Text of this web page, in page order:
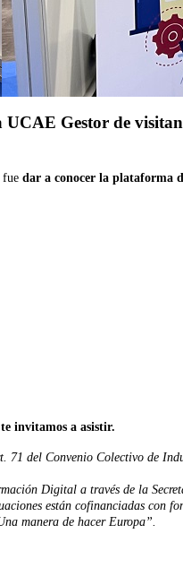
Gestor de
fue dar a conocer la plataforma
invitamos a asistir.
71 del Convenio Colectivo de
Digital a través de la
están cofinanciadas con
manera de hacer Europa”.